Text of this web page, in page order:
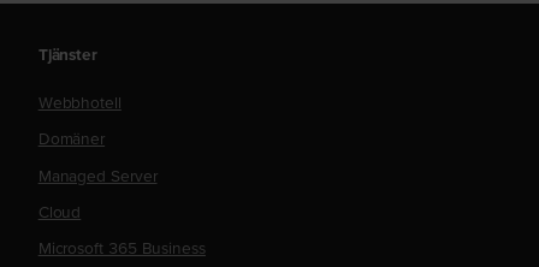
Tjänster
Webbhotell
Domäner
Managed Server
Cloud
Microsoft 365 Business